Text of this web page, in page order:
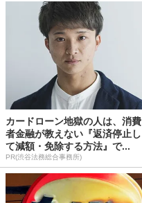
カードローン地獄の人は、消費
者金融が教えない『返済停止し
て減額・免除する方法』で...
PR(渋谷法務総合事務所)